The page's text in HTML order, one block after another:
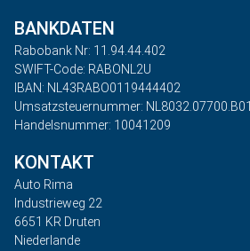
BANKDATEN
Rabobank Nr: 11.94.44.402
SWIFT-Code: RABONL2U
IBAN: NL43RABO0119444402
Umsatzsteuernummer: NL8032.07700.B01
Handelsnummer: 10041209
KONTAKT
Auto Rima
Industrieweg 22
6651 KR Druten
Niederlande